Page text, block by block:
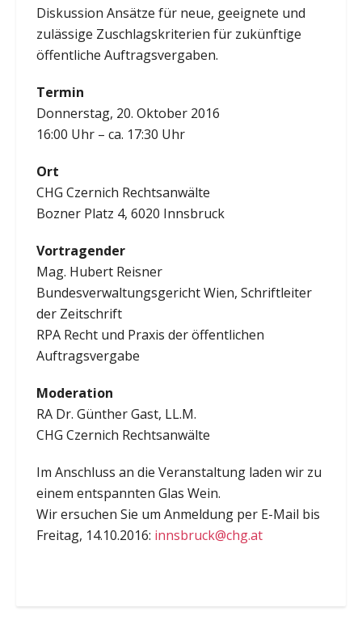
Diskussion Ansätze für neue, geeignete und
zulässige Zuschlagskriterien für zukünftige
öffentliche Auftragsvergaben.
Termin
Donnerstag, 20. Oktober 2016
16:00 Uhr – ca. 17:30 Uhr
Ort
CHG Czernich Rechtsanwälte
Bozner Platz 4, 6020 Innsbruck
Vortragender
Mag. Hubert Reisner
Bundesverwaltungsgericht Wien, Schriftleiter
der Zeitschrift
RPA Recht und Praxis der öffentlichen
Auftragsvergabe
Moderation
RA Dr. Günther Gast, LL.M.
CHG Czernich Rechtsanwälte
Im Anschluss an die Veranstaltung laden wir zu
einem entspannten Glas Wein.
Wir ersuchen Sie um Anmeldung per E-Mail bis
Freitag, 14.10.2016: innsbruck@chg.at